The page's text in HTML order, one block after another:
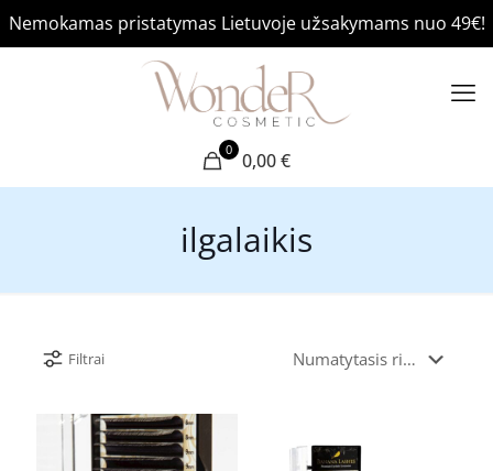
Nemokamas pristatymas Lietuvoje užsakymams nuo 49€!
0 0,00 €
ilgalaikis
Filtrai